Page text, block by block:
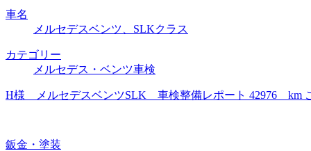
車名
メルセデスベンツ、SLKクラス
カテゴリー
メルセデス・ベンツ車検
H様 メルセデスベンツSLK 車検整備レポート 42976 km
鈑金・塗装